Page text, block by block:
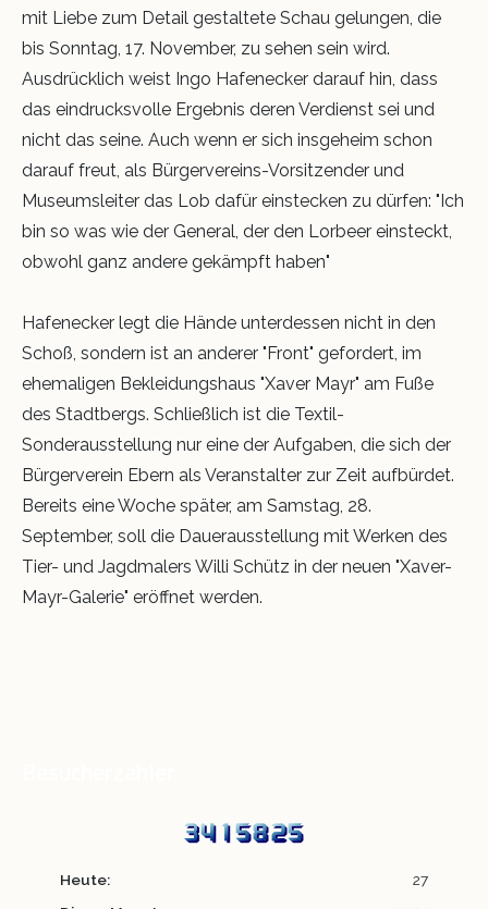
mit Liebe zum Detail gestaltete Schau gelungen, die
bis Sonntag, 17. November, zu sehen sein wird.
Ausdrücklich weist Ingo Hafenecker darauf hin, dass
das eindrucksvolle Ergebnis deren Verdienst sei und
nicht das seine. Auch wenn er sich insgeheim schon
darauf freut, als Bürgervereins-Vorsitzender und
Museumsleiter das Lob dafür einstecken zu dürfen: "Ich
bin so was wie der General, der den Lorbeer einsteckt,
obwohl ganz andere gekämpft haben"
Hafenecker legt die Hände unterdessen nicht in den
Schoß, sondern ist an anderer "Front" gefordert, im
ehemaligen Bekleidungshaus "Xaver Mayr" am Fuße
des Stadtbergs. Schließlich ist die Textil-
Sonderausstellung nur eine der Aufgaben, die sich der
Bürgerverein Ebern als Veranstalter zur Zeit aufbürdet.
Bereits eine Woche später, am Samstag, 28.
September, soll die Dauerausstellung mit Werken des
Tier- und Jagdmalers Willi Schütz in der neuen "Xaver-
Mayr-Galerie" eröffnet werden.
Heute:
27